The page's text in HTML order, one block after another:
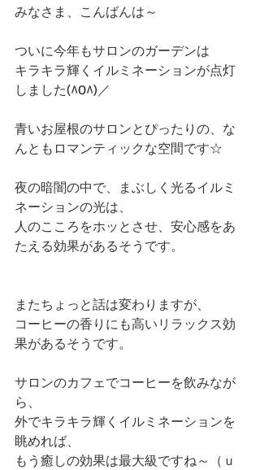
みなさま、こんばんは～
ついに今年もサロンのガーデンは
キラキラ輝くイルミネーションが点灯
しました(^O^)／
青いお屋根のサロンとぴったりの、な
んともロマンティックな空間です☆
夜の暗闇の中で、まぶしく光るイルミ
ネーションの光は、
人のこころをホッとさせ、安心感をあ
たえる効果があるそうです。
またちょっと話は変わりますが、
コーヒーの香りにも高いリラックス効
果があるそうです。
サロンのカフェでコーヒーを飲みなが
ら、
外でキラキラ輝くイルミネーションを
眺めれば、
もう癒しの効果は最大級ですね～（ｕ